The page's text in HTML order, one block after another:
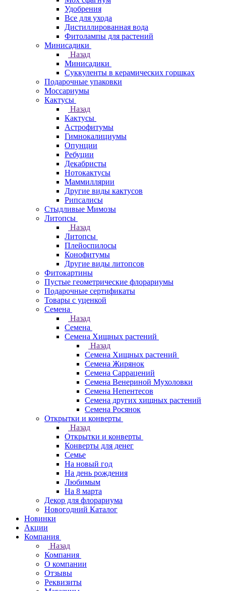
Удобрения
Все для ухода
Дистиллированная вода
Фитолампы для растений
Минисадики
Назад
Минисадики
Суккуленты в керамических горшках
Подарочные упаковки
Моссариумы
Кактусы
Назад
Кактусы
Астрофитумы
Гимнокалициумы
Опунции
Ребуции
Декабристы
Нотокактусы
Маммиллярии
Другие виды кактусов
Рипсалисы
Стыдливые Мимозы
Литопсы
Назад
Литопсы
Плейоспилосы
Конофитумы
Другие виды литопсов
Фитокартины
Пустые геометрические флорариумы
Подарочные сертификаты
Товары с уценкой
Семена
Назад
Семена
Семена Хищных растений
Назад
Семена Хищных растений
Семена Жирянок
Семена Саррацений
Семена Венериной Мухоловки
Семена Непентесов
Семена других хищных растений
Семена Росянок
Открытки и конверты
Назад
Открытки и конверты
Конверты для денег
Семье
На новый год
На день рождения
Любимым
На 8 марта
Декор для флорариума
Новогодний Каталог
Новинки
Акции
Компания
Назад
Компания
О компании
Отзывы
Реквизиты